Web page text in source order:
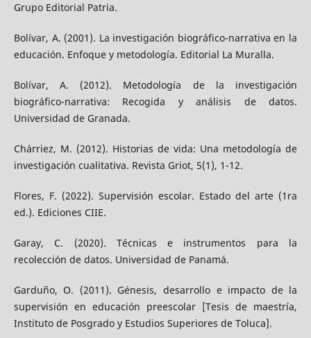
Grupo Editorial Patria.
Bolívar, A. (2001). La investigación biográfico-narrativa en la
educación. Enfoque y metodología. Editorial La Muralla.
Bolívar, A. (2012). Metodología de la investigación
biográfico-narrativa: Recogida y análisis de datos.
Universidad de Granada.
Chárriez, M. (2012). Historias de vida: Una metodología de
investigación cualitativa. Revista Griot, 5(1), 1-12.
Flores, F. (2022). Supervisión escolar. Estado del arte (1ra
ed.). Ediciones CIIE.
Garay, C. (2020). Técnicas e instrumentos para la
recolección de datos. Universidad de Panamá.
Garduño, O. (2011). Génesis, desarrollo e impacto de la
supervisión en educación preescolar [Tesis de maestría,
Instituto de Posgrado y Estudios Superiores de Toluca].